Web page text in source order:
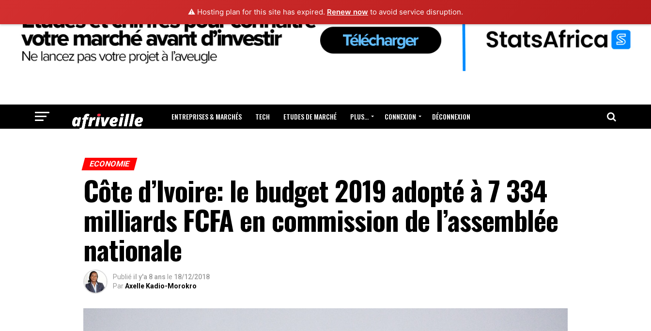
⚠️ Hosting plan for this site has expired. Renew now to avoid service disruption.
ENTREPRISES & MARCHÉS TECH ETUDES DE MARCHÉ PLUS… CONNEXION DÉCONNEXION
ECONOMIE
Côte d’Ivoire: le budget 2019 adopté à 7 334
milliards FCFA en commission de l’assemblée
nationale
Publié il y'a 8 ans le 18/12/2018
ParAxelle Kadio-Morokro